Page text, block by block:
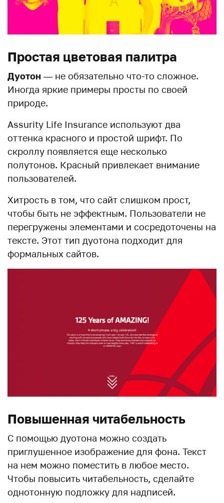
Простая цветовая палитра
Дуотон — не обязательно что-то сложное.
Иногда яркие примеры просты по своей
природе.
Assurity Life Insurance используют два
оттенка красного и простой шрифт. По
скроллу появляется еще несколько
полутонов. Красный привлекает внимание
пользователей.
Хитрость в том, что сайт слишком прост,
чтобы быть не эффектным. Пользователи не
перегружены элементами и сосредоточены на
тексте. Этот тип дуотона подходит для
формальных сайтов.
Повышенная читабельность
С помощью дуотона можно создать
приглушенное изображение для фона. Текст
на нем можно поместить в любое место.
Чтобы повысить читабельность, сделайте
однотонную подложку для надписей.